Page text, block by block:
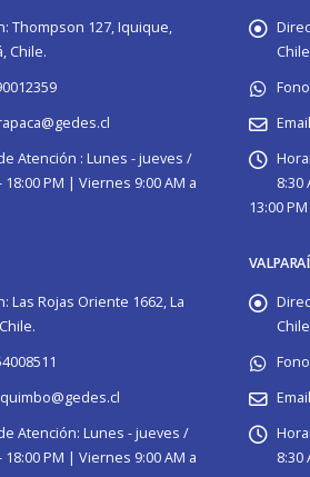
Thompson 127, Iquique,
Chile.
Atención : Lunes - jueves /
18:00 PM | Viernes 9:00 AM a
Las Rojas Oriente 1662, La
Atención: Lunes - jueves /
18:00 PM | Viernes 9:00 AM a
8:30
13:00 PM
8:30